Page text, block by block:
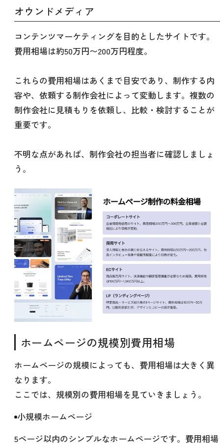
オウンドメディア
コンテンツマーケティングを目的としたサイトです。
費用相場は約50万円〜200万円程度。
これらの費用相場はあくまで目安であり、制作する内
容や、依頼する制作会社によって変動します。複数の
制作会社に見積もりを依頼し、比較・検討することが
重要です。
不明な点があれば、制作会社の担当者に確認しましょ
う。
ホームページの規模別費用相場
ホームページの規模によっても、費用相場は大きく異
なります。
ここでは、規模別の費用相場を見ていきましょう。
小規模ホームページ
5ページ以内のシンプルなホームページです。費用相場